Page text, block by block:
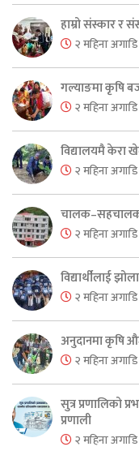
हाम्रो संस्कार र
२ महिना अगाडि
गल्याङमा कृषि
२ महिना अगाडि
विद्यालयमै केरा
२ महिना अगाडि
२ महिना अगाडि
विद्यार्थीलाई झोला
२ महिना अगाडि
अनुदानमा कृषि
२ महिना अगाडि
सुत्र प्रणालिको
प्रणाली
२ महिना अगाडि